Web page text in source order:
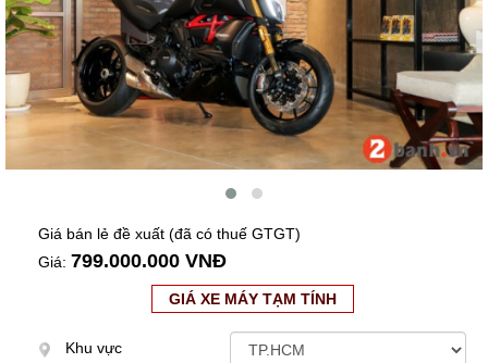
Giá bán lẻ đề xuất (đã có thuế GTGT)
Giá: 799.000.000 VNĐ
GIÁ XE MÁY TẠM TÍNH
Khu vực